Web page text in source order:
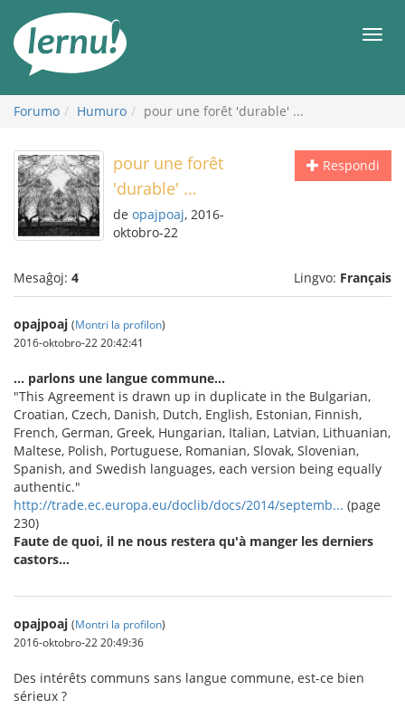
enhavo
Forumo Humuro pour une forêt 'durable' ...
Respondi
pour une forêt
'durable' ...
de opajpoaj, 2016-
oktobro-22
Mesaĝoj: 4 Lingvo: Français
opajpoaj (Montri la profilon)
2016-oktobro-22 20:42:41
... parlons une langue commune...
"This Agreement is drawn up in duplicate in the Bulgarian,
Croatian, Czech, Danish, Dutch, English, Estonian, Finnish,
French, German, Greek, Hungarian, Italian, Latvian, Lithuanian,
Maltese, Polish, Portuguese, Romanian, Slovak, Slovenian,
Spanish, and Swedish languages, each version being equally
authentic."
http://trade.ec.europa.eu/doclib/docs/2014/septemb... (page
230)
Faute de quoi, il ne nous restera qu'à manger les derniers
castors...
opajpoaj (Montri la profilon)
2016-oktobro-22 20:49:36
Des intérêts communs sans langue commune, est-ce bien
sérieux ?